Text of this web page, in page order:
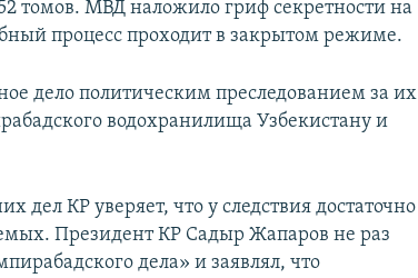
томов. МВД наложило гриф секретности на
процесс проходит в закрытом режиме.
дело политическим преследованием за их
водохранилища Узбекистану и
КР уверяет, что у следствия достаточно
Президент КР Садыр Жапаров не раз
дела» и заявлял, что